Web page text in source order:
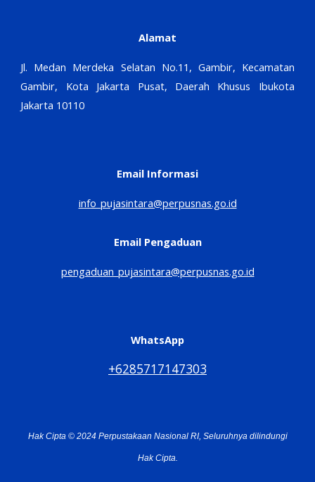
Alamat
Jl. Medan Merdeka Selatan No.11, Gambir, Kecamatan
Gambir, Kota Jakarta Pusat, Daerah Khusus Ibukota
Jakarta 10110
Email Informasi
info_pujasintara@perpusnas.go.id
Email Pengaduan
pengaduan_pujasintara@perpusnas.go.id
WhatsApp
+6285717147303
Hak Cipta © 2024 Perpustakaan Nasional RI, Seluruhnya dilindungi
Hak Cipta.